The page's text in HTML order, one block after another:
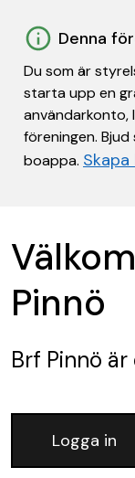
Denna
Du som är
starta upp en
användarkonto,
föreningen.
boappa.
Pinnö
Brf Pinnö är
Logga in